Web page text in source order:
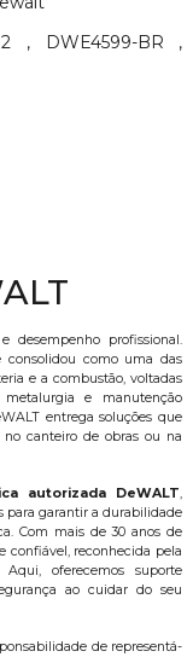
, DWE4599-BR ,
desempenho profissional.
consolidou como uma das
e a combustão, voltadas
e manutenção
entrega soluções que
canteiro de obras ou na
autorizada DeWALT,
para garantir a durabilidade
Com mais de 30 anos de
confiável, reconhecida pela
oferecemos suporte
ao cuidar do seu
de representá-